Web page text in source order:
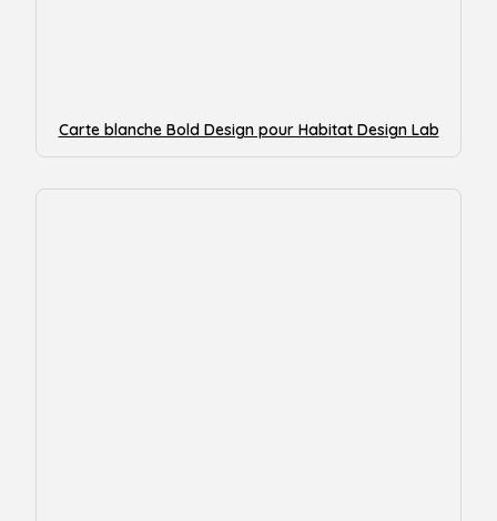
Carte blanche Bold Design pour Habitat Design Lab